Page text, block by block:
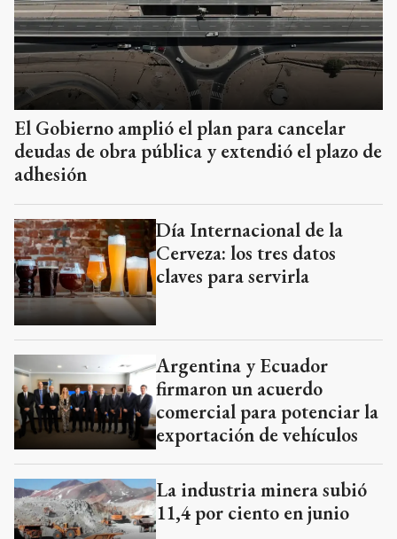
El Gobierno amplió el plan para cancelar
deudas de obra pública y extendió el plazo de
adhesión
Día Internacional de la
Cerveza: los tres datos
claves para servirla
Argentina y Ecuador
firmaron un acuerdo
comercial para potenciar la
exportación de vehículos
La industria minera subió
11,4 por ciento en junio